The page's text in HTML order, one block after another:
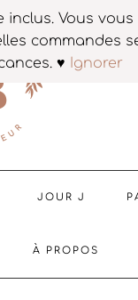
Vous
commandes
♥
Ignorer
JOUR J
À PROPOS